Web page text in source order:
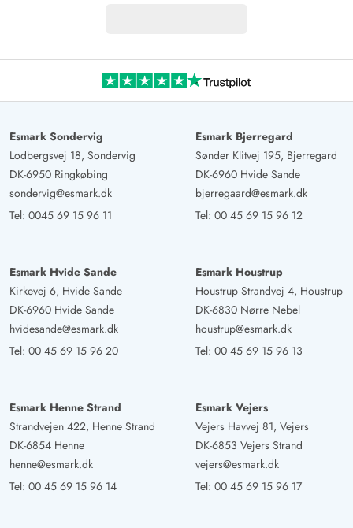
Esmark Sondervig
Lodbergsvej 18, Sondervig
DK-6950 Ringkøbing
sondervig@esmark.dk
Tel: 0045 69 15 96 11
Esmark Bjerregard
Sønder Klitvej 195, Bjerregard
DK-6960 Hvide Sande
bjerregaard@esmark.dk
Tel: 00 45 69 15 96 12
Esmark Hvide Sande
Kirkevej 6, Hvide Sande
DK-6960 Hvide Sande
hvidesande@esmark.dk
Tel: 00 45 69 15 96 20
Esmark Houstrup
Houstrup Strandvej 4, Houstrup
DK-6830 Nørre Nebel
houstrup@esmark.dk
Tel: 00 45 69 15 96 13
Esmark Henne Strand
Strandvejen 422, Henne Strand
DK-6854 Henne
henne@esmark.dk
Tel: 00 45 69 15 96 14
Esmark Vejers
Vejers Havvej 81, Vejers
DK-6853 Vejers Strand
vejers@esmark.dk
Tel: 00 45 69 15 96 17